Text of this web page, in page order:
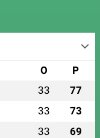
O P
33 77
33 73
33 69